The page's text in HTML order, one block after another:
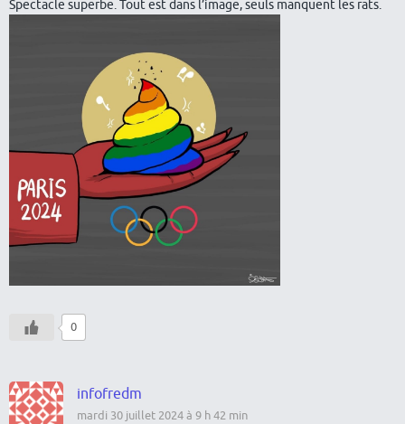
Spectacle superbe. Tout est dans l’image, seuls manquent les rats.
0
infofredm
mardi 30 juillet 2024 à 9 h 42 min